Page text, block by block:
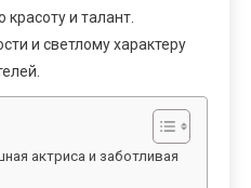
и талант.
и светлому характеру
актриса и заботливая